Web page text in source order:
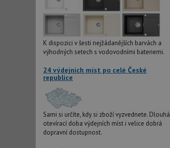
K dispozici v šesti nejžádanějších barvách a
výhodných setech s vodovodními bateriemi.
24 výdejních míst po celé České
republice
Sami si určíte, kdy si zboží vyzvednete. Dlouhá
otevírací doba výdejních míst i velice dobrá
dopravní dostupnost.